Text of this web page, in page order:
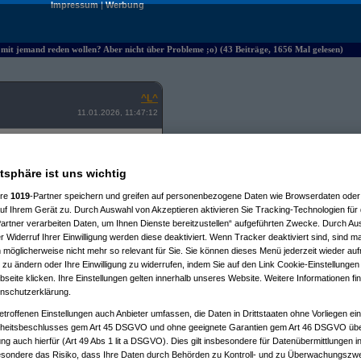
Impressum|Werbung
jemand reden wollen? Aber nicht über Probleme ;o) (43 Beiträge, 1656 Mal gelesen)
^L^
11.01.2026, 11:47:12
anonym.
verbunden.
Telefondienst
ist uns wichtig
1019-Partner speichern und greifen auf personenbezogene Daten wie Browserdaten
Ihrem Gerät zu. Durch Auswahl von Akzeptieren aktivieren Sie Tracking-Technologien für
verarbeiten Daten, um Ihnen Dienste bereitzustellen“ aufgeführten Zwecke. Durch
Widerruf Ihrer Einwilligung werden diese deaktiviert. Wenn Tracker deaktiviert sind, sind
möglicherweise nicht mehr so relevant für Sie. Sie können dieses Menü jederzeit wieder
zu ändern oder Ihre Einwilligung zu widerrufen, indem Sie auf den Link Cookie-
klicken. Ihre Einstellungen gelten innerhalb unseres Website. Weitere Informationen
Einstellungen auch Anbieter umfassen, die Daten in Drittstaaten ohne Vorliegen
gem Art 45 DSGVO und ohne geeignete Garantien gem Art 46 DSGVO
auch hierfür (Art 49 Abs 1 lit a DSGVO). Dies gilt insbesondere für Datenübermittlungen
das Risiko, dass Ihre Daten durch Behörden zu Kontroll- und zu